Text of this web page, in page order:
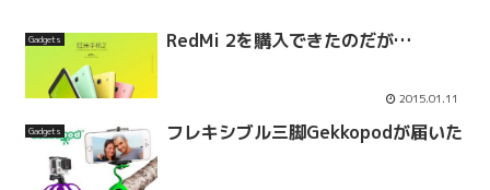
Gadgets RedMi 2を購入できたのだが…
2015.01.11
Gadgets フレキシブル三脚Gekkopodが届いた